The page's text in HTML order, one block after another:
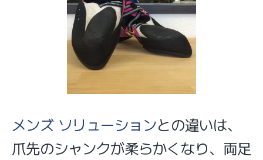
メンズ ソリューションとの違いは、
爪先のシャンクが柔らかくなり、両足